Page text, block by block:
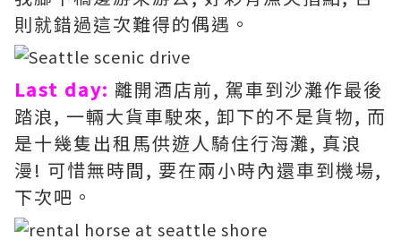
則就錯過這次難得的偶遇。
Last day: 離開酒店前, 駕車到沙灘作最後
踏浪, 一輛大貨車駛來, 卸下的不是貨物, 而
是十幾隻出租馬供遊人騎住行海灘, 真浪
漫! 可惜無時間, 要在兩小時內還車到機場,
下次吧。